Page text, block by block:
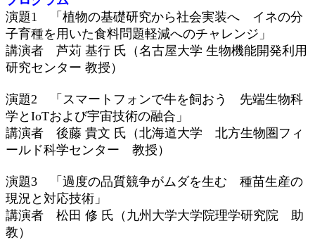
演題1 「植物の基礎研究から社会実装へ イネの分
子育種を用いた食料問題軽減へのチャレンジ」
講演者 芦苅 基行 氏（名古屋大学 生物機能開発利用
研究センター 教授）
演題2 「スマートフォンで牛を飼おう 先端生物科
学とIoTおよび宇宙技術の融合」
講演者 後藤 貴文 氏（北海道大学 北方生物圏フィ
ールド科学センター 教授）
演題3 「過度の品質競争がムダを生む 種苗生産の
現況と対応技術」
講演者 松田 修 氏（九州大学大学院理学研究院 助
教）